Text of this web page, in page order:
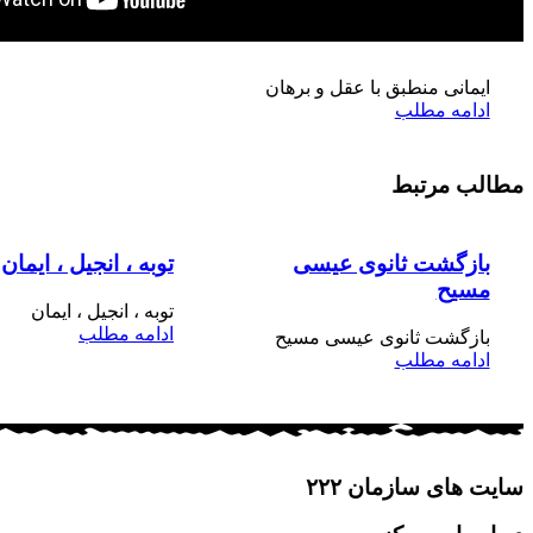
ایمانی منطبق با عقل و برهان
ادامه مطلب
مطالب مرتبط
توبه ، انجیل ، ایمان
توبه ، انجیل ، ایمان
ادامه مطلب
بازگشت ثانوی عیسی
مسیح
بازگشت ثانوی عیسی مسیح
ادامه مطلب
سایت های سازمان ۲۲۲